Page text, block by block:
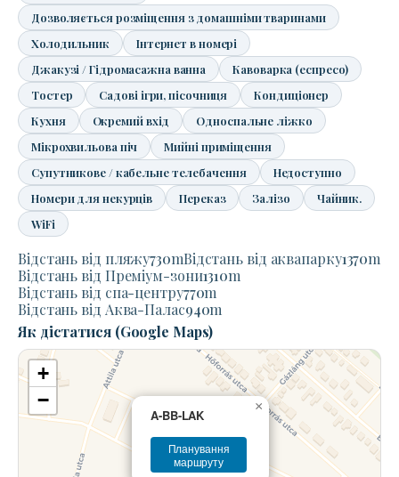
Дозволяється розміщення з домашніми тваринами
Холодильник
Інтернет в номері
Джакузі / Гідромасажна ванна
Кавоварка (еспресо)
Тостер
Садові ігри, пісочниця
Кондиціонер
Кухня
Окремий вхід
Односпальне ліжко
Мікрохвильова піч
Мийні приміщення
Супутникове / кабельне телебачення
Недоступно
Номери для некурців
Переказ Залізо
Чайник.
WiFi
Відстань від пляжу730mВідстань від аквапарку1370m
Відстань від Преміум-зони1310m
Відстань від спа-центру770m
Відстань від Аква-Палас940m
Як дістатися (Google Maps)
A-BB-LAK
Планування
маршруту
×
+
−